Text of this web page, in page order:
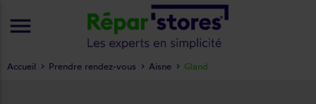
Accueil Prendre rendez-vous Aisne Gland
menu